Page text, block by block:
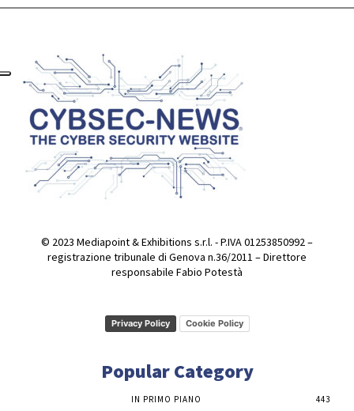
© 2023 Mediapoint & Exhibitions s.r.l. - P.IVA 01253850992 –
registrazione tribunale di Genova n.36/2011 – Direttore
responsabile Fabio Potestà
Privacy Policy Cookie Policy
Popular Category
IN PRIMO PIANO
443